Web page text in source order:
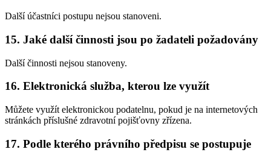
Další účastníci postupu nejsou stanoveni.
15. Jaké další činnosti jsou po žadateli požadovány
Další činnosti nejsou stanoveny.
16. Elektronická služba, kterou lze využít
Můžete využít elektronickou podatelnu, pokud je na internetových
stránkách příslušné zdravotní pojišťovny zřízena.
17. Podle kterého právního předpisu se postupuje